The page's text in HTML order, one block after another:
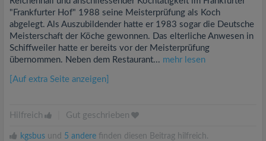
"Frankfurter Hof" 1988 seine Meisterprüfung als Koch
abgelegt. Als Auszubildender hatte er 1983 sogar die Deutsche
Meisterschaft der Köche gewonnen. Das elterliche Anwesen in
Schiffweiler hatte er bereits vor der Meisterprüfung
übernommen. Neben dem Restaurant... mehr lesen
[Auf extra Seite anzeigen]
Hilfreich Gut geschrieben
kgsbus und 5 andere finden diesen Beitrag hilfreich.